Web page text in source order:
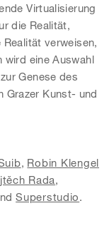
Virtualisierung
die Realität,
verweisen,
wird eine Auswahl
Genese des
Grazer Kunst- und
, Robin Klengel
Rada,
Superstudio.